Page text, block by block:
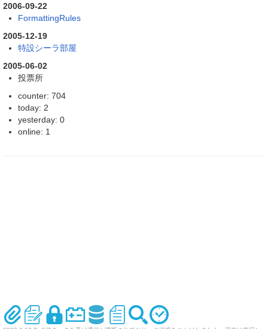
2006-09-22
FormattingRules
2005-12-19
特設シーラ部屋
2005-06-02
投票所
counter: 704
today: 2
yesterday: 0
online: 1